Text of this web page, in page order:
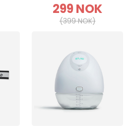
299 NOK
(399 NOK)